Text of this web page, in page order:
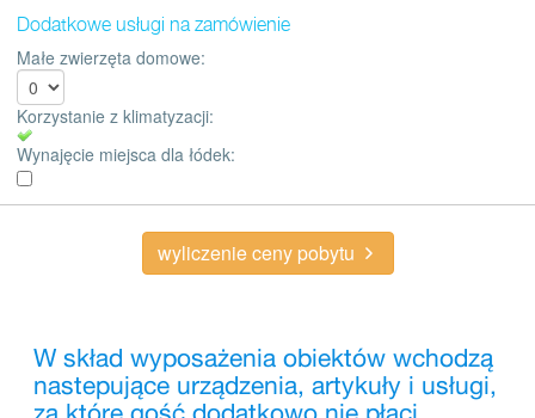
Dodatkowe usługi na zamówienie
Małe zwierzęta domowe:
Korzystanie z klimatyzacji:
Wynajęcie miejsca dla łódek:
wyliczenie ceny pobytu
W skład wyposażenia obiektów wchodzą
nastepujące urządzenia, artykuły i usługi,